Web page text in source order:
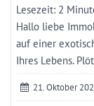
Lesezeit: 2
Hallo liebe
auf einer
Ihres Lebens.
21. Oktober